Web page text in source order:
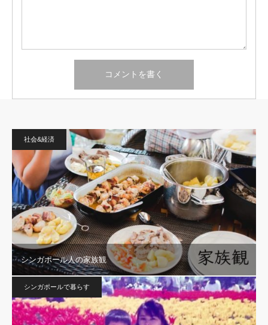
社会&経済
シンガポール人の家族観
シンガポールで暮らす